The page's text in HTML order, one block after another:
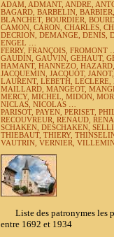
ADAM, ADMANT, ANDRE,
BAGARD, BARBELIN,
BLANCHET, BOURDIER,
CAMON, CARON, CHARLES,
DECRION, DEMANGE, DENIS,
ENGEL …
FERRY, FRANÇOIS, FROMONT
GAUDIN, GAUVIN, GEHAUT,
HAMANT, HANNEZO,
JACQUEMIN, JACQUOT,
LAURENT, LEBETH,
MAILLARD, MANGEOT,
MERCY, MICHEL, MIDON,
NICLAS, NICOLAS …
PARISOT, PAYEN, PERISET,
RECOUVREUR, RENAUD,
SCHAKEN, DESCHAKEN,
THIEBAUT, THIERY,
VAUTRIN, VERNIER,
Liste des patronymes les
entre 1692 et 1934